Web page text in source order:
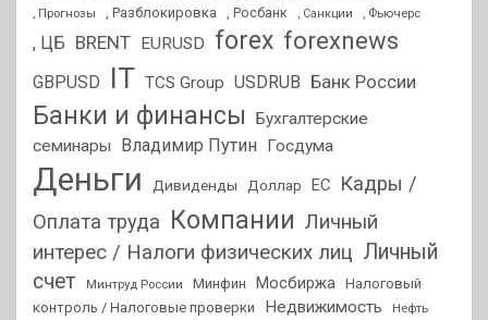
, Прогнозы , Разблокировка , Росбанк , Санкции , Фьючерс
, ЦБ BRENT EURUSD forex forexnews
GBPUSD IT TCS Group USDRUB Банк России
Банки и финансы
Бухгалтерские
семинары
Владимир Путин Госдума
Деньги Дивиденды Доллар ЕС
Кадры /
Оплата труда Компании Личный
интерес / Налоги физических лиц Личный
счет
Минтруд России Минфин Мосбиржа
Налоговый
контроль / Налоговые проверки
Недвижимость Нефть